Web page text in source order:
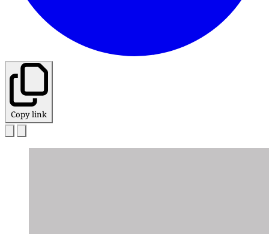
Copy link